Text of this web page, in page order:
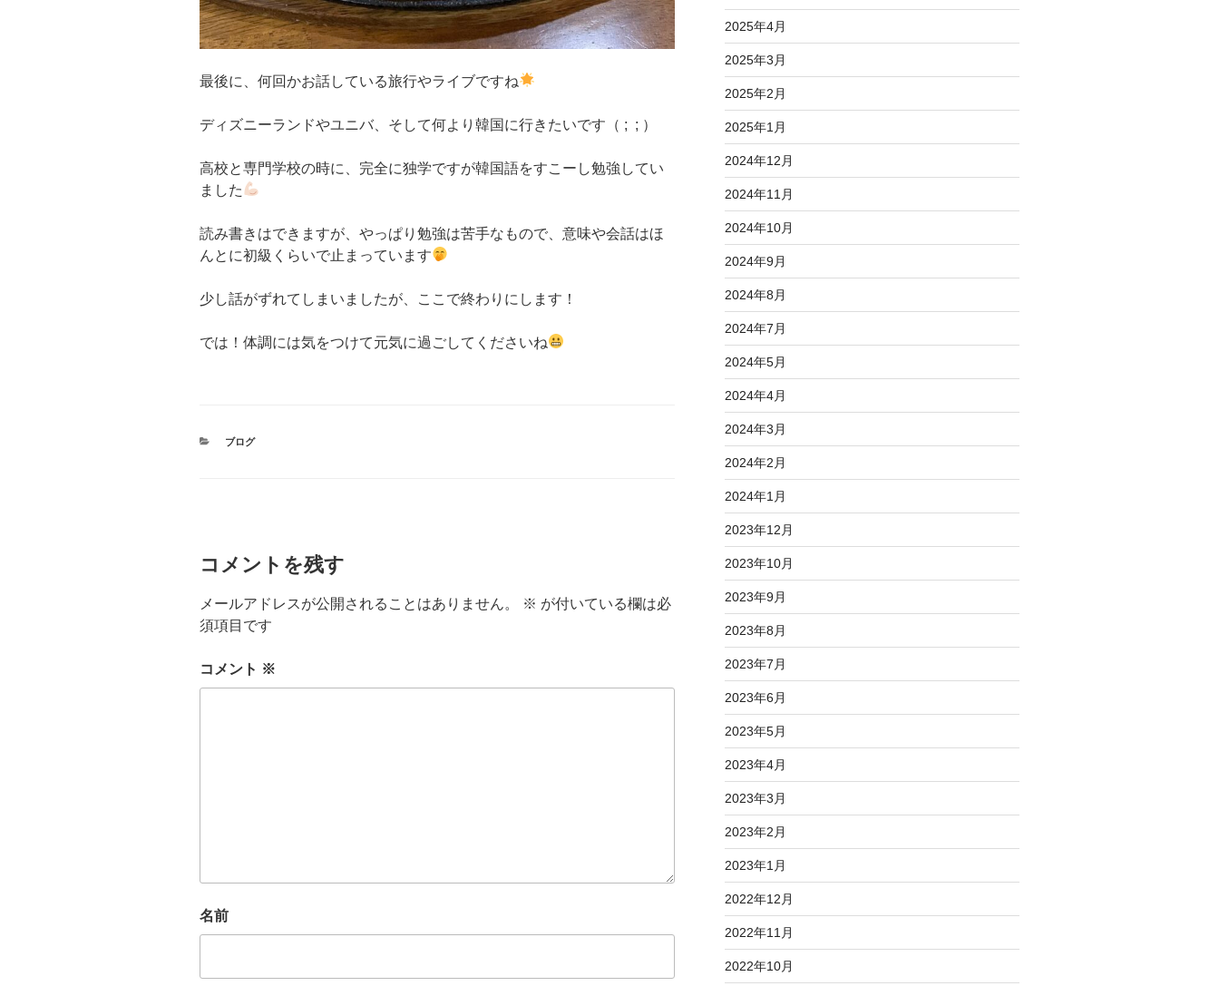
最後に、何回かお話している旅行やライブですね
ディズニーランドやユニバ、そして何より韓国に行きたいです（ ; ; ）
高校と専門学校の時に、完全に独学ですが韓国語をすこーし勉強してい
ました
読み書きはできますが、やっぱり勉強は苦手なもので、意味や会話はほ
んとに初級くらいで止まっています
少し話がずれてしまいましたが、ここで終わりにします！
では！体調には気をつけて元気に過ごしてくださいね
カ
ブログ
コメントを残す
メールアドレスが公開されることはありません。 ※ が付いている欄は必
須項目です
コメント ※
名前
2025年4月
2025年3月
2025年2月
2025年1月
2024年12月
2024年11月
2024年10月
2024年9月
2024年8月
2024年7月
2024年5月
2024年4月
2024年3月
2024年2月
2024年1月
2023年12月
2023年10月
2023年9月
2023年8月
2023年7月
2023年6月
2023年5月
2023年4月
2023年3月
2023年2月
2023年1月
2022年12月
2022年11月
2022年10月